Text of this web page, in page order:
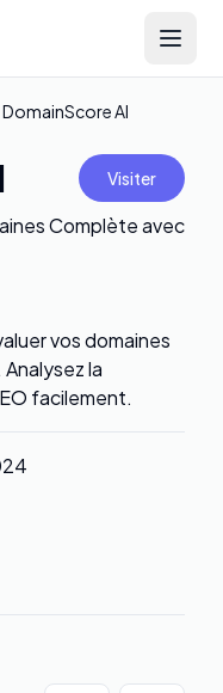
Open
DomainScore AI
Visiter
Complète avec
vos domaines
la
facilement.